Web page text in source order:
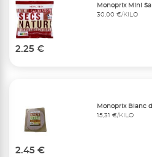
Monoprix Mini
30,00 €/KILO
2.25 €
Monoprix Blanc
15,31 €/KILO
2.45 €